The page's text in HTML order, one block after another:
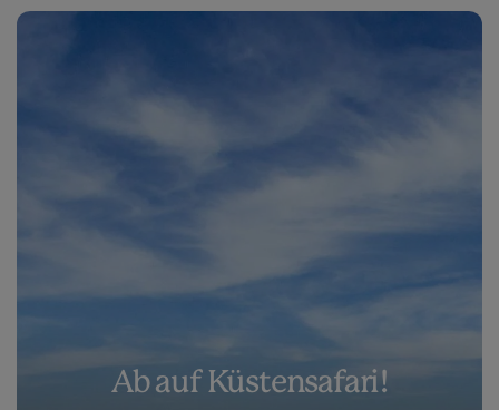
Ab auf Küstensafari!